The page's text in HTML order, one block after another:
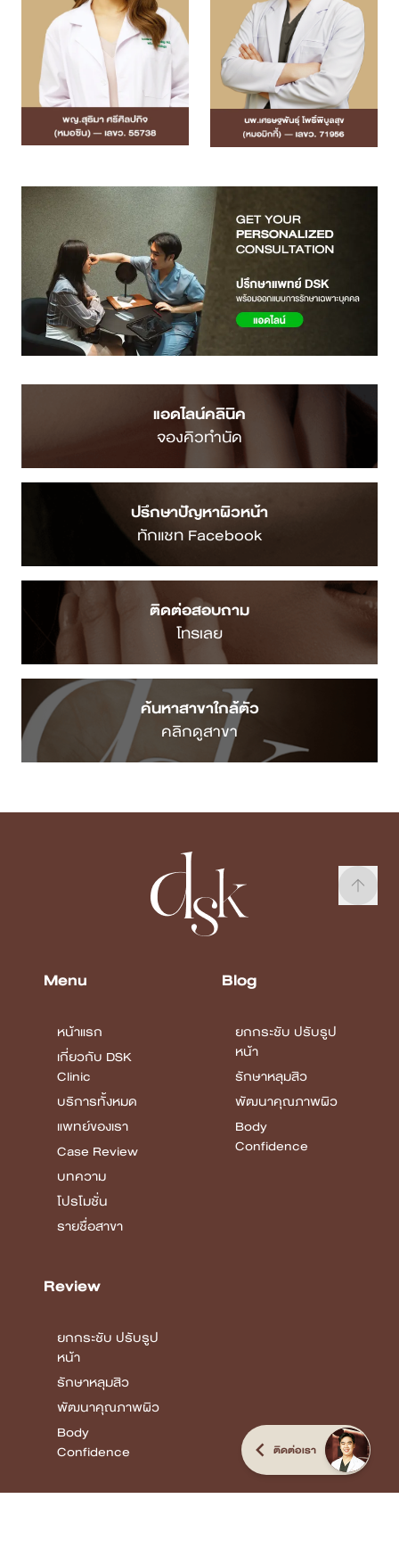
แอดไลน์คลินิค
จองคิวทำนัด
ปรึกษาปัญหาผิวหน้า
ทักแชท Facebook
ติดต่อสอบถาม
โทรเลย
ค้นหาสาขาใกล้ตัว
คลิกดูสาขา
Menu
หน้าแรก
เกี่ยวกับ DSK
Clinic
บริการทั้งหมด
แพทย์ของเรา
Case Review
บทความ
โปรโมชั่น
รายชื่อสาขา
Blog
ยกกระชับ ปรับรูป
หน้า
รักษาหลุมสิว
พัฒนาคุณภาพผิว
Body
Confidence
Review
ยกกระชับ ปรับรูป
หน้า
รักษาหลุมสิว
พัฒนาคุณภาพผิว
Body
Confidence
ติดต่อเรา